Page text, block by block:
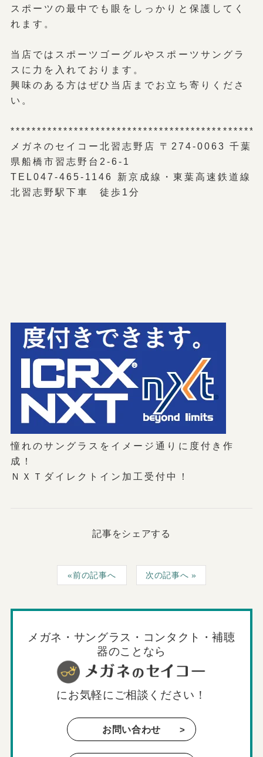
スポーツの最中でも眼をしっかりと保護してく
れます。
当店ではスポーツゴーグルやスポーツサングラ
スに力を入れております。
興味のある方はぜひ当店までお立ち寄りくださ
い。
メガネのセイコー北習志野店 〒274-0063 千葉
県船橋市習志野台2-6-1
TEL047-465-1146 新京成線・東葉高速鉄道線
北習志野駅下車 徒歩1分
憧れのサングラスをイメージ通りに度付き作
成！
ＮＸＴダイレクトイン加工受付中！
記事をシェアする
前の記事へ 次の記事へ
メガネ・サングラス・コンタクト・補聴
器のことなら
にお気軽にご相談ください！
お問い合わせ